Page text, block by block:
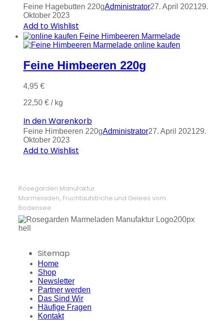
Feine Hagebutten 220gAdministrator27. April 202129.
Oktober 2023
Add to Wishlist
Feine Himbeeren 220g
4,95 €
22,50 € / kg
In den Warenkorb
Feine Himbeeren 220gAdministrator27. April 202129.
Oktober 2023
Add to Wishlist
Rosegarden Manufaktur
Marmeladen, Fruchtaufstriche und Gelees vom
Bodensee
Sitemap
Home
Shop
Newsletter
Partner werden
Das Sind Wir
Häufige Fragen
Kontakt